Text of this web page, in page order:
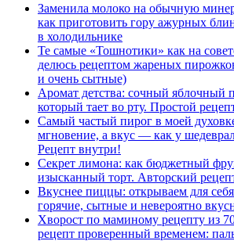
Заменила молоко на обычную
как приготовить гору ажурных
в холодильнике
Те самые «Тошнотики» как на
делюсь рецептом жареных
и очень сытные)
Аромат детства: сочный яблочный
который тает во рту. Простой
Самый частый пирог в моей
мгновение, а вкус — как у
Рецепт внутри!
Секрет лимона: как бюджетный
изысканный торт. Авторский
Вкуснее пиццы: открываем для
горячие, сытные и невероятно
Хворост по маминому рецепту из
рецепт проверенный временем: